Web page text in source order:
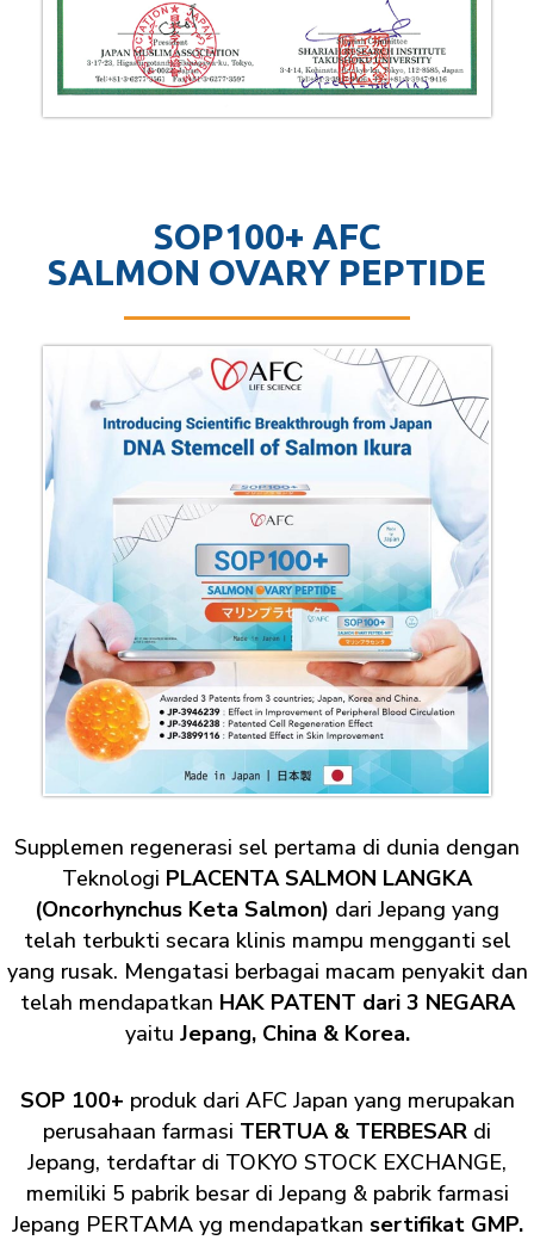
SOP100+ AFC
SALMON OVARY PEPTIDE
Supplemen regenerasi sel pertama di dunia dengan
Teknologi PLACENTA SALMON LANGKA
(Oncorhynchus Keta Salmon) dari Jepang yang
telah terbukti secara klinis mampu mengganti sel
yang rusak. Mengatasi berbagai macam penyakit dan
telah mendapatkan HAK PATENT dari 3 NEGARA
yaitu Jepang, China & Korea.
SOP 100+ produk dari AFC Japan yang merupakan
perusahaan farmasi TERTUA & TERBESAR di
Jepang, terdaftar di TOKYO STOCK EXCHANGE,
memiliki 5 pabrik besar di Jepang & pabrik farmasi
Jepang PERTAMA yg mendapatkan sertifikat GMP.